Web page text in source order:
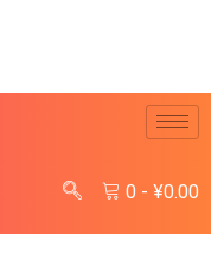
0 - ¥0.00